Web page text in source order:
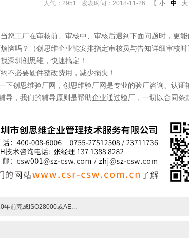
人气：2951 发表时间：2018-11-26 【 小 中 大
工厂在审核前、审核中、审核后遇到下面问题时，更能
吗？（创思维企业能安排指定审核员与告知详细审核时
圳创思维，快速搞定！
必要硬件整改费用，减少损失！
创思维验厂网，创思维验厂网是专业的验厂咨询、认证
导，我们的辅导原则是帮助企业通过验厂，一切以合同
完成ISO28000或AEO认证